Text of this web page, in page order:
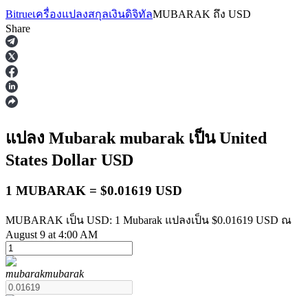
ฟิวเจอร์ส
ฟิวเจอร์สที่ใช้ USDT เป็นหลักประกัน
Bitrueเครื่องแปลงสกุลเงินดิจิทัลMUBARAK ถึง USD
Share
แปลง Mubarak mubarak เป็น United
States Dollar USD
1 MUBARAK = $0.01619 USD
MUBARAK เป็น USD: 1 Mubarak แปลงเป็น $0.01619 USD ณ
August 9 at 4:00 AM
mubarakmubarak